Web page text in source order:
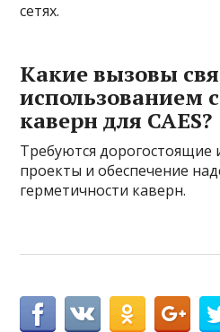
сетях.
Какие вызовы
использованием
каверн для CAES?
Требуются дорогостоящие
проекты и обеспечение
герметичности каверн.